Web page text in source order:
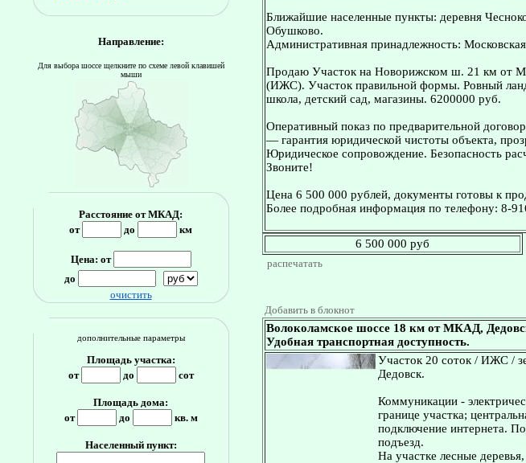
Направление:
Для выбора шоссе щелкните по схеме левой клавишей
мыши
Расстояние от МКАД:
от
до км
Цена: от
до
очистить
дополнительные параметры
Площадь участка:
от
до сот
Площадь дома:
от
до кв. м
Населенный пункт:
Ближайшие населенные пункты: деревня
Обушково.
Административная принадлежность:
Продаю Участок на Новорижском ш. 21 км от
(ИЖС). Участок правильной формы. Ровный
школа, детский сад, магазины. 6200000 руб.
Оперативный показ по предварительной
— гарантия юридической чистоты объекта,
Юридическое сопровождение. Безопасность
Звоните!
Цена 6 500 000 рублей, документы готовы к
Более подробная информация по телефону: 8-
6 500 000 руб
распечатать
Добавить в блокнот
Волоколамское шоссе 18 км от МКАД,
Удобная транспортная доступность.
Участок 20 соток / ИЖС /
Дедовск.
Коммуникации -
границе участка;
подключение интернета.
подъезд.
На участке лесные